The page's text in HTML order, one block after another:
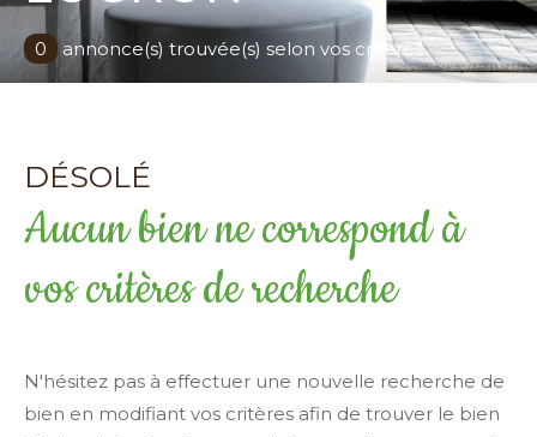
0 annonce(s) trouvée(s) selon vos critères
DÉSOLÉ
Aucun bien ne correspond à
vos critères de recherche
N'hésitez pas à effectuer une nouvelle recherche de
bien en modifiant vos critères afin de trouver le bien
Surface
terrain
Surface terrain
Pièces
Pièces
Référence
AFFINER LES CRITÈRES